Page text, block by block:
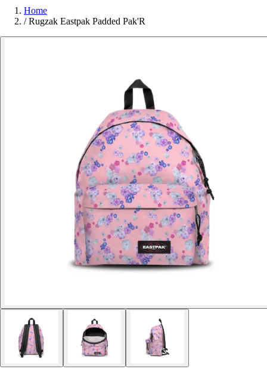
Home
/ Rugzak Eastpak Padded Pak'R